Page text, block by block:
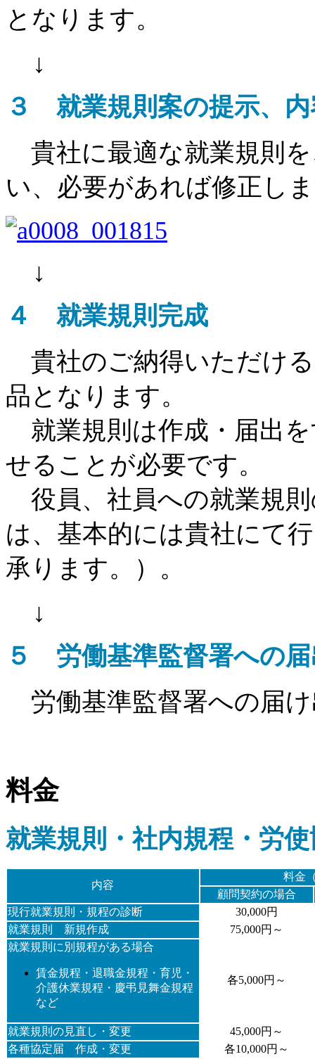
となります。
↓
３ 就業規則案の提示、内
貴社に最適な就業規則
い、必要があれば修正し
↓
４ 就業規則完成
貴社のご納得いただけ
品となります。
就業規則は作成・届出
せることが必要です。
役員、社員への就業規
は、基本的には貴社にて
承ります。）。
↓
５ 労働基準監督署への
労働基準監督署への届
料金
就業規則・社内規程・労
内容
料金
顧問契約の場合
現行就業規則・規程の診断
30,000円
就業規則 新規作成
75,000円～
就業規則に別規程がある場合
賃金規程・退職金規程・育児・
介護休業規程・慶弔見舞金規程
など
各5,000円～
就業規則の見直し・変更
45,000円～
各種協定届 作成・変更
各10,000円～